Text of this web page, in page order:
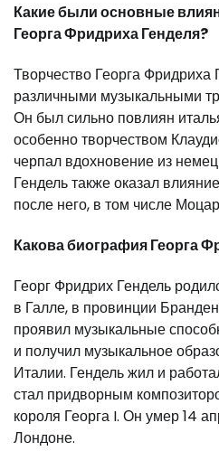
Какие были основные
Георга Фридриха Генделя?
Творчество Георга
различными музыкальными
Он был сильно повлиян
особенно творчеством
черпал вдохновение из
Гендель также оказал
после него, в том числе
Какова биография Георга
Георг Фридрих Гендель
в Галле, в провинции
проявил музыкальные
и получил музыкальное
Италии. Гендель жил и
стал придворным
короля Георга I. Он умер 14
Лондоне.